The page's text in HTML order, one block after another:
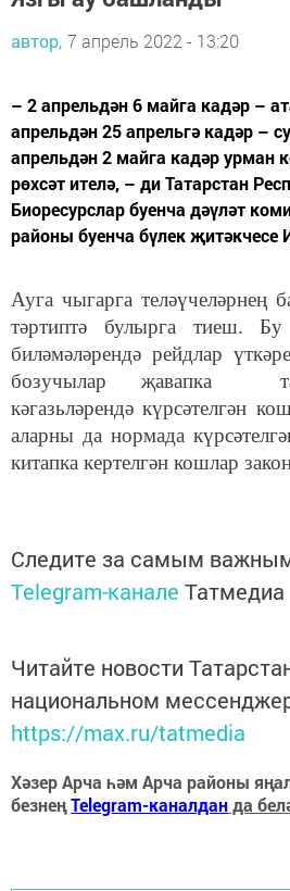
автор, 7 апрель 2022 - 13:20
– 2 апрельдән 6 майга кадәр –
апрельдән 25 апрельгә кадәр –
апрельдән 2 майга кадәр урман
рөхсәт ителә, – ди Татарстан
Биоресурслар буенча дәүләт
районы буенча бүлек
Ауга чыгарга теләүчеләрнең
тәртиптә булырга тиеш.
биләмәләрендә рейдлар
бозучылар җавапка
кәгазьләрендә күрсәтелгән
аларны да нормада
китапка кертелгән кошлар
Следите за самым
Telegram-канале Татмедиа
Читайте новости
национальном
https://max.ru/tatmedia
Хәзер Арча һәм Арча районы
безнеңTelegram-каналданда